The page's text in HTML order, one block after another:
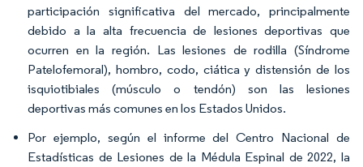
participación significativa del mercado, principalmente
debido a la alta frecuencia de lesiones deportivas que
ocurren en la región. Las lesiones de rodilla (Síndrome
Patelofemoral), hombro, codo, ciática y distensión de los
isquiotibiales (músculo o tendón) son las lesiones
deportivas más comunes en los Estados Unidos.
Por ejemplo, según el informe del Centro Nacional de
Estadísticas de Lesiones de la Médula Espinal de 2022, la